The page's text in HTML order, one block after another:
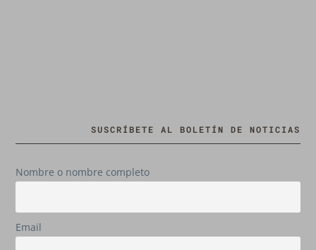
SUSCRÍBETE AL BOLETÍN DE NOTICIAS
Nombre o nombre completo
Email